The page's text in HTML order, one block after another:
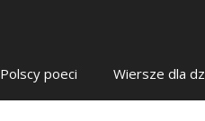
Polscy poeci Wiersze dla